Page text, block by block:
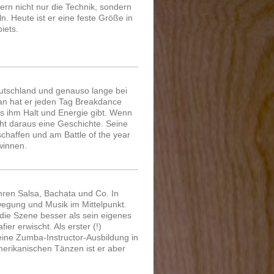
nicht nur die Technik, sondern
Heute ist er eine feste Größe in
und genauso lange bei
hat er jeden Tag Breakdance
ihm Halt und Energie gibt. Wenn
daraus eine Geschichte. Seine
und am Battle of the year
Salsa, Bachata und Co. In
und Musik im Mittelpunkt.
Szene besser als sein eigenes
erwischt. Als erster (!)
Zumba-Instructor-Ausbildung in
Tänzen ist er aber